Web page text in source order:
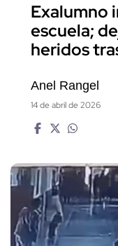
Exalumno
escuela;
heridos
Anel Rangel
14 de abril de 2026